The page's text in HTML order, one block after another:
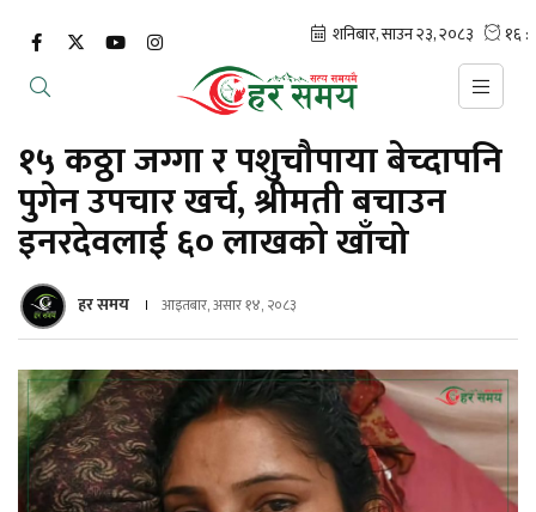
१५ कठ्ठा जग्गा र पशुचौपाया बेच्दापनि
पुगेन उपचार खर्च, श्रीमती बचाउन
इनरदेवलाई ६० लाखको खाँचो
हर समय आइतबार, असार १४, २०८३